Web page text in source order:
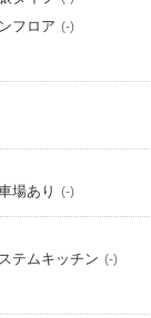
フロア (-)
場あり (-)
テムキッチン (-)